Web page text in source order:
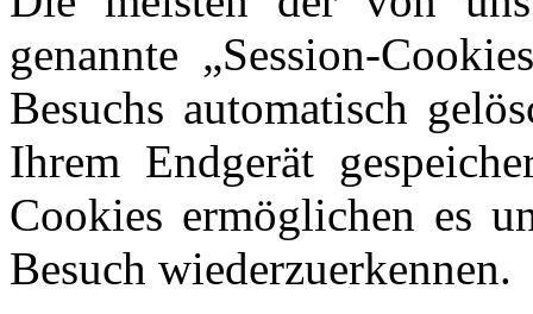
genannte „Session-
Besuchs automatisch
Ihrem Endgerät
Cookies ermöglichen es
Besuch wiederzuerkennen.